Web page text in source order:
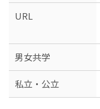
URL
男女共学
私立・公立